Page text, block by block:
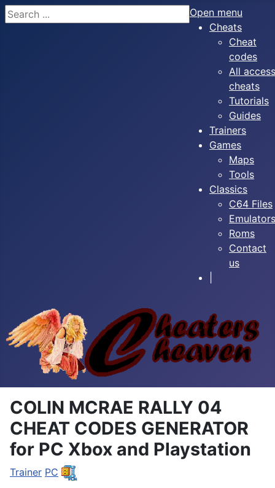
Search
Open menu
Cheats
Cheat
codes
All access
cheats
Tutorials
Guides
Trainers
Games
Maps
Tools
Classics
C64 Files
Emulators
Roms
Contact
us
COLIN MCRAE RALLY 04
CHEAT CODES GENERATOR
for PC Xbox and Playstation
Trainer PC